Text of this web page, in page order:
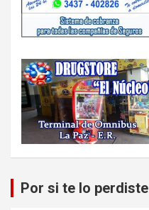
Por si te lo perdiste